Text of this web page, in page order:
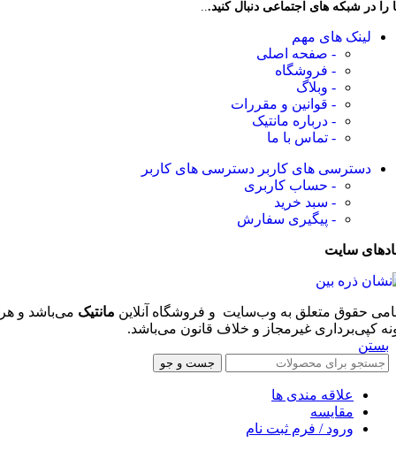
را در شبکه های اجتماعی دنبال کنید...
لینک های مهم
- صفحه اصلی
- فروشگاه
- وبلاگ
- قوانین و مقررات
- درباره مانتیک
- تماس با ما
دسترسی های کاربر دسترسی های کاربر
- حساب کاربری
- سبد خرید
- پیگیری سفارش
سایت
حقوق متعلق به وب‌سایت و فروشگاه‌ آنلاین مانتیک می‌باشد و هر
کپی‌برداری غیرمجاز و خلاف قانون می‌باشد.
بستن
جست و جو
علاقه مندی ها
مقایسه
ورود / فرم ثبت نام